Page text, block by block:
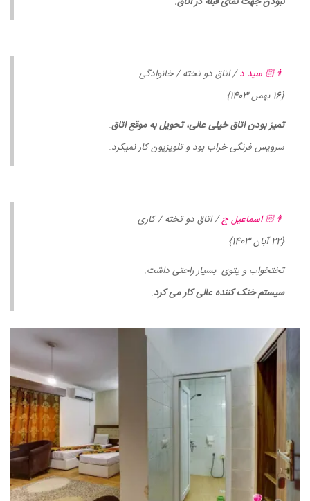
👨🏻 سید د/ اتاق دو تخته / خانوادگی
{16 بهمن 1403}
تمیز بودن اتاق خیلی عالی، تحویل به موقع اتاق.
سرویس فرنگی خراب بود و تلویزیون کار نمیکرد.
👨🏻 اسماعیل ج/ اتاق دو تخته / کاری
{22 آبان 1403}
تختخواب و پتوی بسیار راحتی داشت.
سیستم خنک کننده عالی کار می کرد.